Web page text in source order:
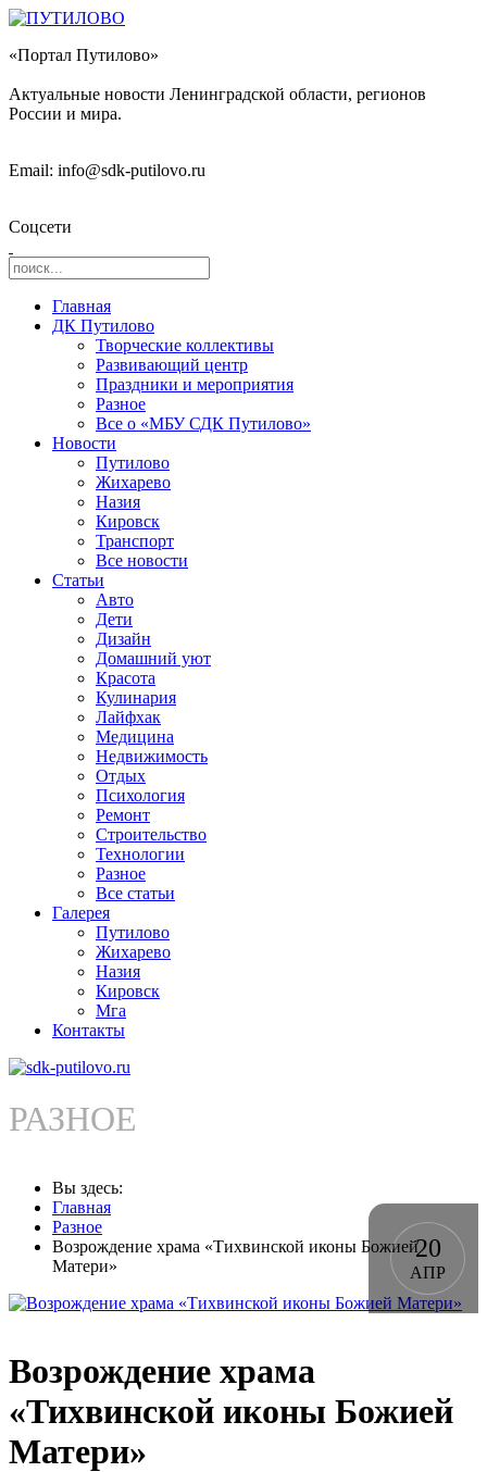
«Портал Путилово»
Актуальные новости Ленинградской области, регионов
России и мира.
Email: info@sdk-putilovo.ru
Соцсети
Главная
ДК Путилово
Творческие коллективы
Развивающий центр
Праздники и мероприятия
Разное
Все о «МБУ СДК Путилово»
Новости
Путилово
Жихарево
Назия
Кировск
Транспорт
Все новости
Статьи
Авто
Дети
Дизайн
Домашний уют
Красота
Кулинария
Лайфхак
Медицина
Недвижимость
Отдых
Психология
Ремонт
Строительство
Технологии
Разное
Все статьи
Галерея
Путилово
Жихарево
Назия
Кировск
Мга
Контакты
РАЗНОЕ
Вы здесь:
Главная
Разное
Возрождение храма «Тихвинской иконы Божией
Матери»
20
АПР
Возрождение храма
«Тихвинской иконы Божией
Матери»